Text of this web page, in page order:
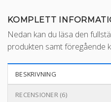
KOMPLETT
Nedan kan du läsa den
produkten samt föregående
BESKRIVNING
RECENSIONER (6)